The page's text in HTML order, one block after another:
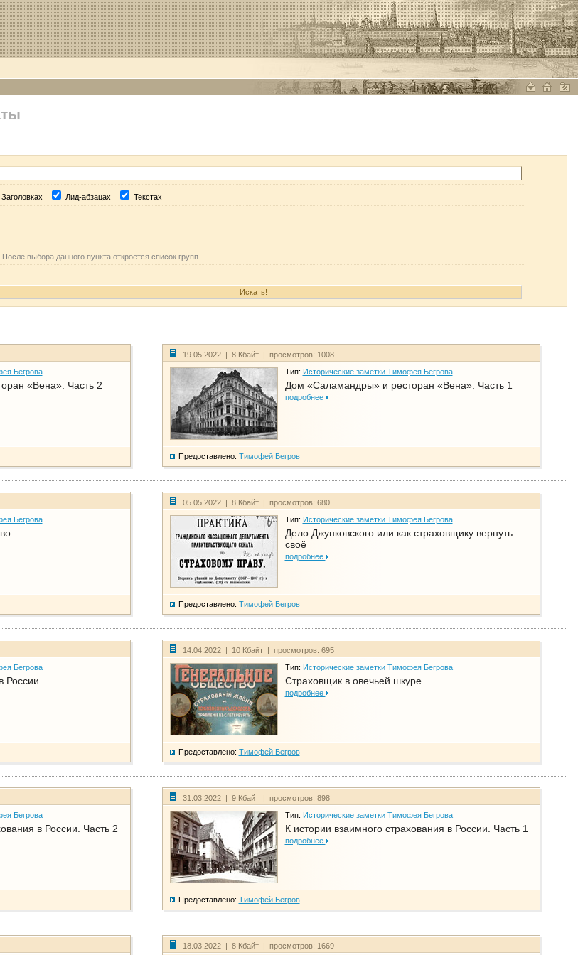
Заголовках Лид-абзацах Текстах
После выбора данного пункта откроется список групп
Бегрова
«Вена». Часть 2
19.05.2022 | 8 Кбайт | просмотров: 1008
Тип: Исторические заметки Тимофея Бегрова
Дом «Саламандры» и ресторан «Вена». Часть 1
подробнее
Предоставлено: Тимофей Бегров
Бегрова
05.05.2022 | 8 Кбайт | просмотров: 680
Тип: Исторические заметки Тимофея Бегрова
Дело Джунковского или как страховщику вернуть
своё
подробнее
Предоставлено: Тимофей Бегров
Бегрова
России
14.04.2022 | 10 Кбайт | просмотров: 695
Тип: Исторические заметки Тимофея Бегрова
Страховщик в овечьей шкуре
подробнее
Предоставлено: Тимофей Бегров
Бегрова
в России. Часть 2
31.03.2022 | 9 Кбайт | просмотров: 898
Тип: Исторические заметки Тимофея Бегрова
К истории взаимного страхования в России. Часть 1
подробнее
Предоставлено: Тимофей Бегров
18.03.2022 | 8 Кбайт | просмотров: 1669